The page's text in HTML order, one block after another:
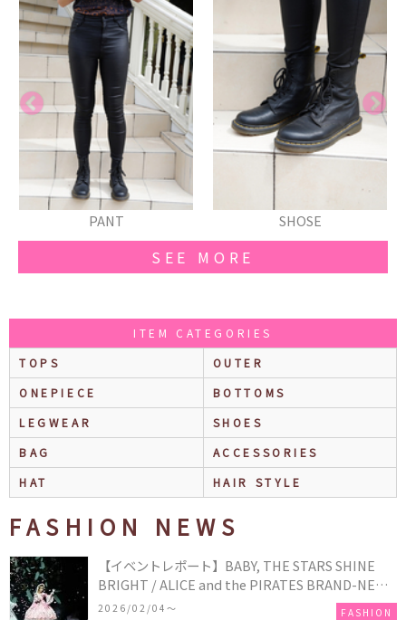
SEE MORE
ITEM CATEGORIES
TOPS
OUTER
ONEPIECE
BOTTOMS
LEGWEAR
SHOES
BAG
ACCESSORIES
HAT
HAIR STYLE
FASHION NEWS
【イベントレポート】BABY, THE STARS SHINE
BRIGHT / ALICE and the PIRATES BRAND-NEW
COLLECTION in TOKYO
2026/02/04〜 FASHION